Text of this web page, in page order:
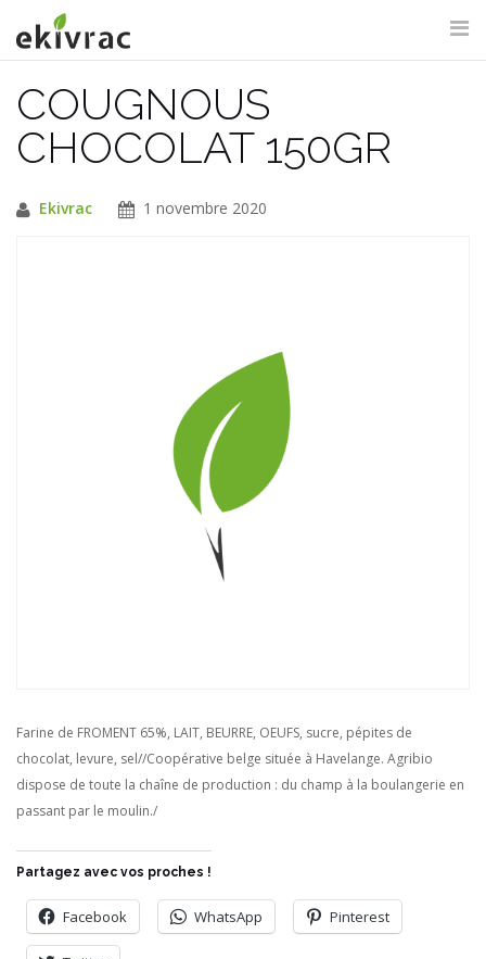
au
contenu
RECHERCHE DU SITE
COUGNOUS
CHOCOLAT 150GR
Ekivrac 1 novembre 2020
Farine de FROMENT 65%, LAIT, BEURRE, OEUFS, sucre, pépites de
chocolat, levure, sel//Coopérative belge située à Havelange. Agribio
dispose de toute la chaîne de production : du champ à la boulangerie en
passant par le moulin./
Partagez avec vos proches !
Facebook WhatsApp Pinterest